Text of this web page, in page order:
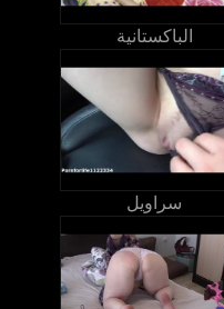
الباكستانية
سراويل